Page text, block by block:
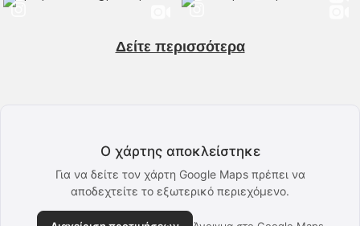
Δείτε περισσότερα
Ο χάρτης αποκλείστηκε
Για να δείτε τον χάρτη Google Maps πρέπει να
αποδεχτείτε το εξωτερικό περιεχόμενο.